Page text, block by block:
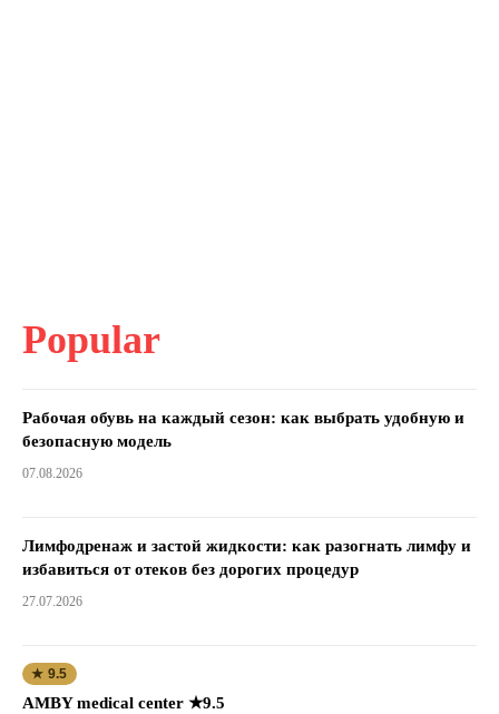
Popular
Рабочая обувь на каждый сезон: как выбрать удобную и
безопасную модель
07.08.2026
Лимфодренаж и застой жидкости: как разогнать лимфу и
избавиться от отеков без дорогих процедур
27.07.2026
★ 9.5
AMBY medical center ★9.5